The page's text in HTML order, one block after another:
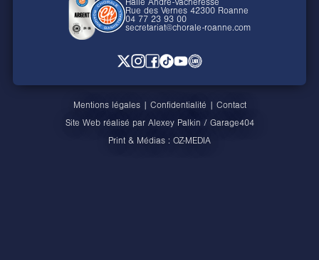
Rue des Vernes 42300 Roanne
04 77 23 93 00
secretariat@chorale-roanne.com
Mentions légales| Confidentialité | Contact
Site Web réalisé par Alexey Palkin / Garage404
Print & Médias : OZ-MEDIA